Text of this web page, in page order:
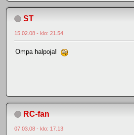
ST
15.02.08 - klo: 21.54
Ompa halpoja!
RC-fan
07.03.08 - klo: 17.13